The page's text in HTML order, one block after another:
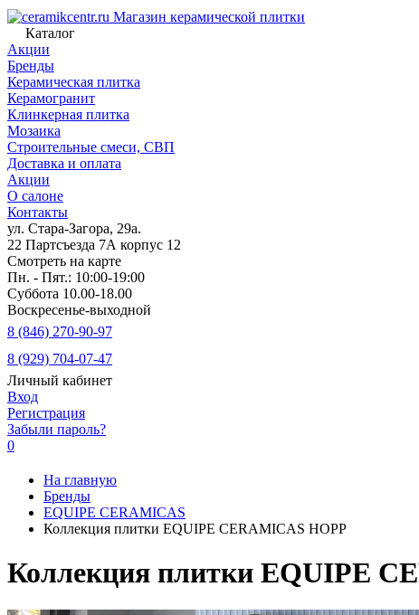
Магазин керамической плитки
Каталог
Акции
Бренды
Керамическая плитка
Керамогранит
Клинкерная плитка
Мозаика
Строительные смеси, СВП
Доставка и оплата
Акции
О салоне
Контакты
ул. Стара-Загора, 29а.
22 Партсъезда 7А корпус 12
Смотреть на карте
Пн. - Пят.: 10:00-19:00
Суббота 10.00-18.00
Воскресенье-выходной
8 (846) 270-90-97
8 (929) 704-07-47
Личный кабинет
Вход
Регистрация
Забыли пароль?
0
На главную
Бренды
EQUIPE CERAMICAS
Коллекция плитки EQUIPE CERAMICAS HOPP
Коллекция плитки EQUIPE